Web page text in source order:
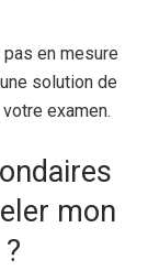
en mesure
solution de
examen.
mon